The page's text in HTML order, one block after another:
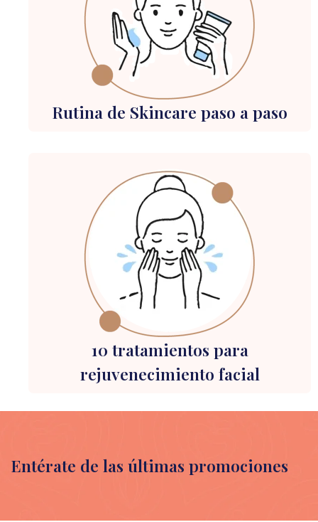
Rutina de Skincare paso a paso
10 tratamientos para
rejuvenecimiento facial
Entérate de las últimas promociones